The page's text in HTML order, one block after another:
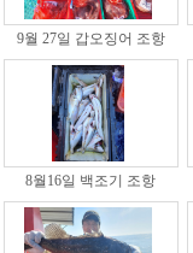
9월 27일 갑오징어 조항
8월16일 백조기 조항